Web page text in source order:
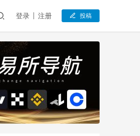
登录 注册 投稿